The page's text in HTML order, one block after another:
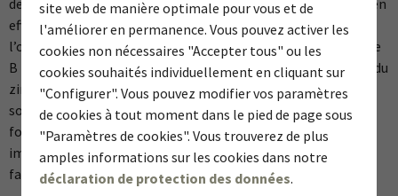
site web de manière optimale pour vous et de
l'améliorer en permanence. Vous pouvez activer les
cookies non nécessaires "Accepter tous" ou les
cookies souhaités individuellement en cliquant sur
"Configurer". Vous pouvez modifier vos paramètres
de cookies à tout moment dans le pied de page sous
"Paramètres de cookies". Vous trouverez de plus
amples informations sur les cookies dans notre
déclaration de protection des données.
effet utilisés ou éliminés en plus grandes quantités par
l’organisme. C’est le cas notamment des vitamines du groupe
B (dont l’acide folique), des vitamines C et E, du magnésium, du
zinc et de l’iode
. En conséquence, ces micronutriments ne
sont plus disponibles en quantités suffisantes pour des
fonctions métaboliques capitales (p. ex. pour le système
immunitaire, le psychisme, le métabolisme énergétique, les
facultés cognitives et le métabolisme hormonal).